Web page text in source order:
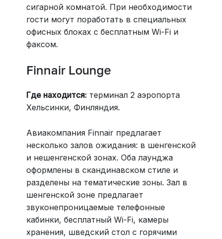
сигарной комнатой. При необходимости
гости могут поработать в специальных
офисных блоках с бесплатным Wi-Fi и
факсом.
Finnair Lounge
Где находится:терминал 2 аэропорта
Хельсинки, Финляндия.
Авиакомпания Finnair предлагает
несколько залов ожидания: в шенгенской
и нешенгенской зонах. Оба лаунджа
оформлены в скандинавском стиле и
разделены на тематические зоны. Зал в
шенгенской зоне предлагает
звуконепроницаемые телефонные
кабинки, бесплатный Wi-Fi, камеры
хранения, шведский стол с горячими